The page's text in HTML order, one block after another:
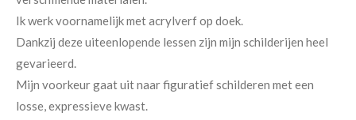
Ik werk voornamelijk met acrylverf op doek.
Dankzij deze uiteenlopende lessen zijn mijn schilderijen heel
gevarieerd.
Mijn voorkeur gaat uit naar figuratief schilderen met een
losse, expressieve kwast.